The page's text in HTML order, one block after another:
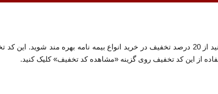
مند شوید. این کد تخفیف با همکاری
از این کد تخفیف روی گزینه «مشاهده کد تخفیف» کلیک کنید.